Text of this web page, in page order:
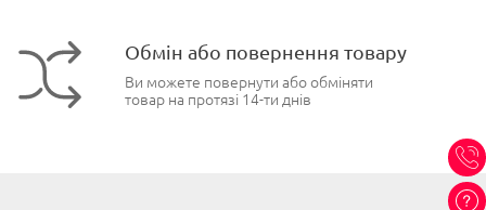
Обмін або повернення товару
Ви можете повернути або обміняти
товар на протязі 14-ти днів